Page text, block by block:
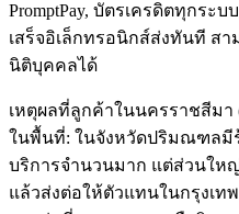
PromptPay, บัตรเครดิตทุกระบ
เสร็จอิเล็กทรอนิกส์ส่งทันที ส
นิติบุคคลได้
เหตุผลที่ลูกค้าในนครราชสีมา
ในพื้นที่: ในจังหวัดปริมณฑลมี
บริการจำนวนมาก แต่ส่วนให
แล้วส่งต่อให้ตัวแทนในกรุงเท